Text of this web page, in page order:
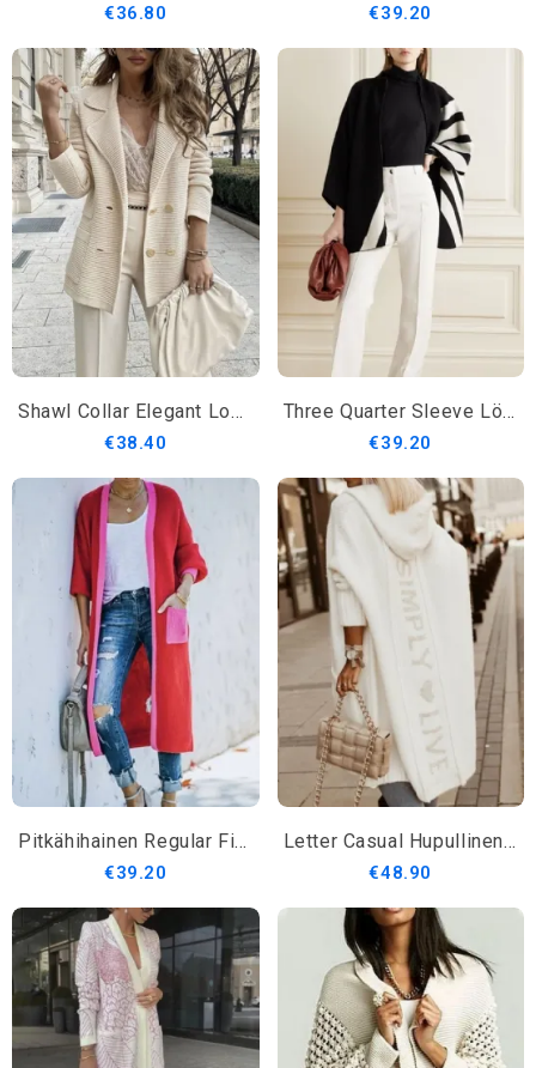
€36.80 €39.20
Shawl Collar Elegant Loosen Daily Pitkähihainen Takki
€38.40
Three Quarter Sleeve Löysä Raidallinen Villapaita
€39.20
Pitkähihainen Regular Fit Color Block Neuletakki
€39.20
Letter Casual Hupullinen Villapaita Neuletakki
€48.90